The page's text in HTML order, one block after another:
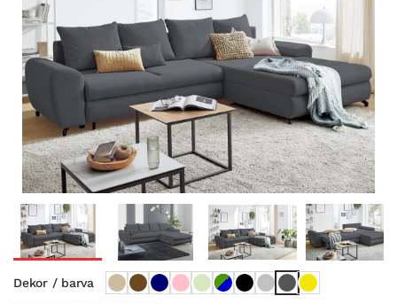
Dekor / barva